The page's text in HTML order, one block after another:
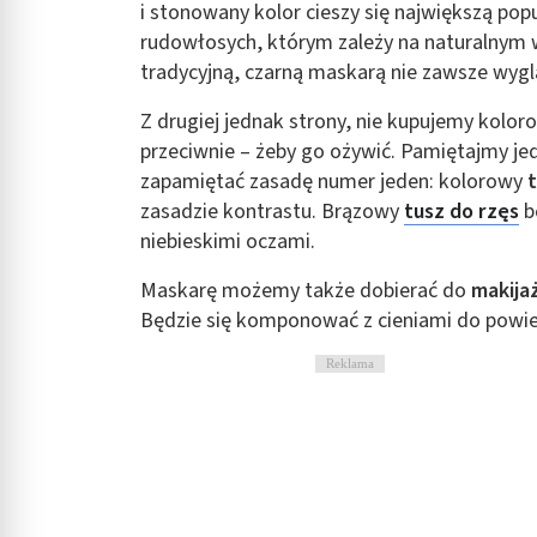
i stonowany kolor cieszy się największą
rudowłosych, którym zależy na
tradycyjną, czarną maskarą nie zawsze
Z drugiej jednak strony, nie kupujemy
przeciwnie – żeby go ożywić. Pamiętajmy
zapamiętać zasadę numer jeden: kolorowy
zasadzie kontrastu. Brązowy tusz do rzęs
niebieskimi oczami.
Maskarę możemy także dobierać do
Będzie się komponować z cieniami do
Reklama